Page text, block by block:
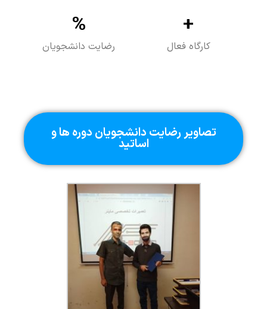
کارگاه فعال
+
رضایت دانشجویان
%
تصاویر رضایت دانشجویان دوره ها و
اساتید